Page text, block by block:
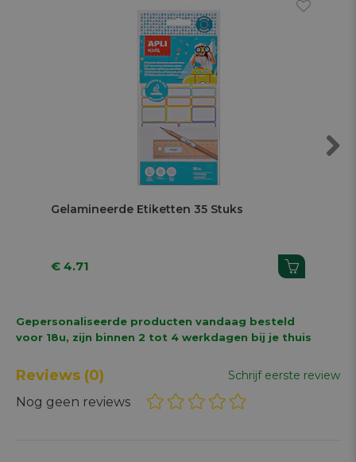
Gelamineerde Etiketten 35 Stuks
€ 4.71
Gepersonaliseerde producten vandaag besteld
voor 18u, zijn binnen 2 tot 4 werkdagen bij je thuis
Reviews (0) Schrijf eerste review
Nog geen reviews